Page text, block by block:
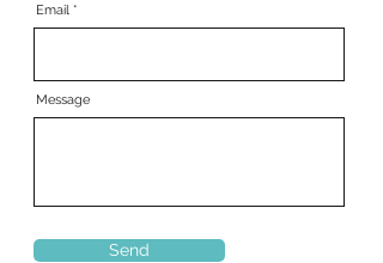
Email
Message
Send